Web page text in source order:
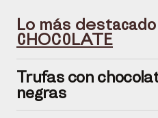
Lo más
CHOCOLATE
Trufas con
negras